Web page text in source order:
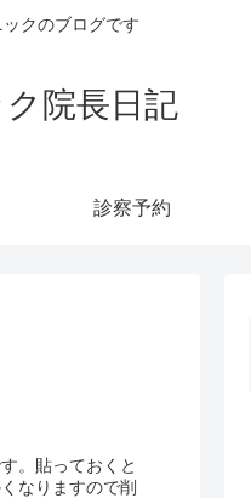
クのブログです
院長日記
診察予約
。貼っておくと
なりますので削